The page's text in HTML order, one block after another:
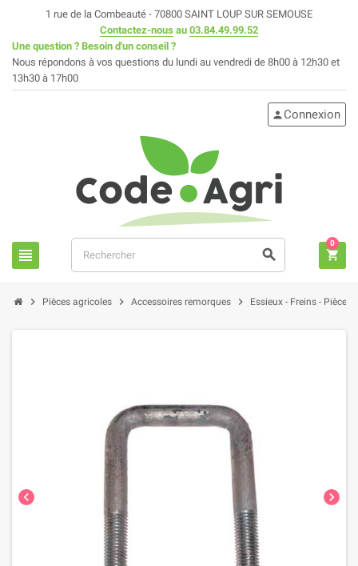
1 rue de la Combeauté - 70800 SAINT LOUP SUR SEMOUSE
Contactez-nous au 03.84.49.99.52
Une question ? Besoin d'un conseil ?
Nous répondons à vos questions du lundi au vendredi de 8h00 à 12h30 et
13h30 à 17h00
view_headline search
person Connexion
shopping_cart
0
chevron_right Pièces agricoles chevron_right Accessoires remorques chevron_right Essieux - Freins - Pièces
chevron_left chevron_right